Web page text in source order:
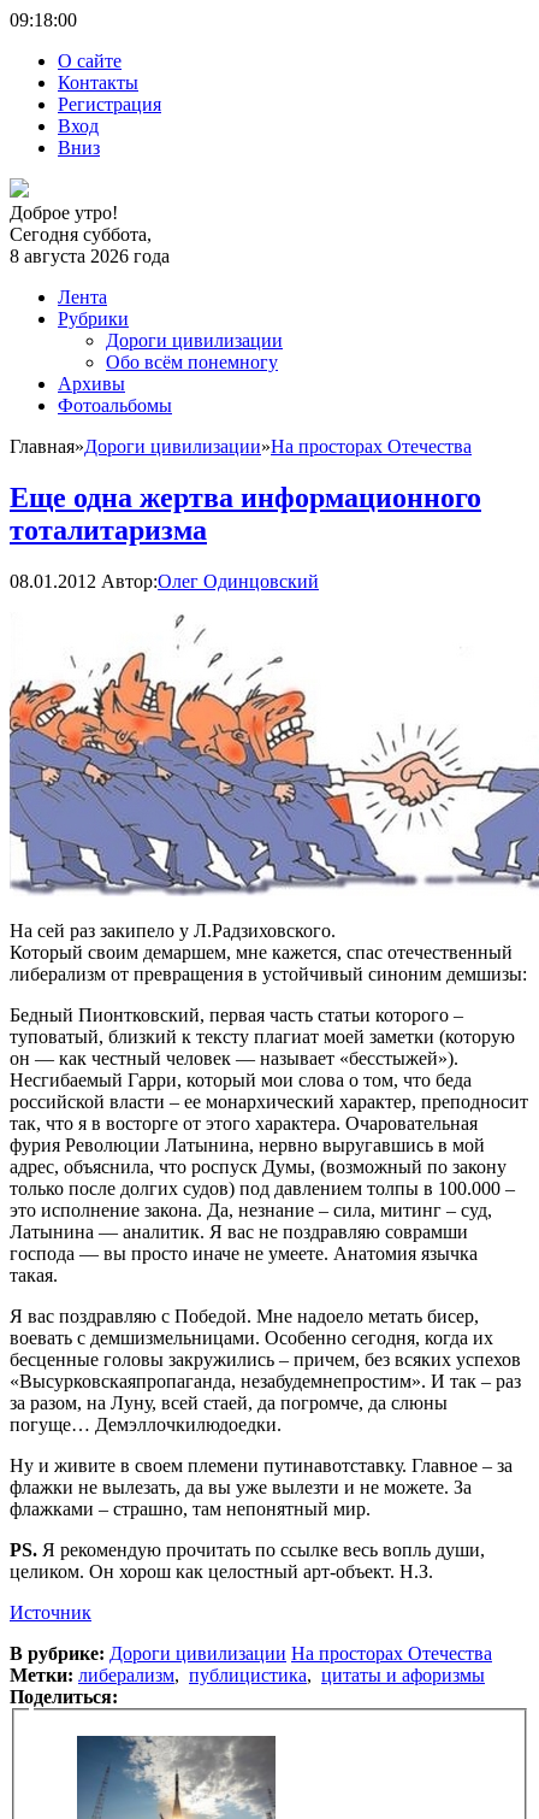
09:18:00
О сайте
Контакты
Регистрация
Вход
Вниз
Доброе утро!
Сегодня суббота,
8 августа 2026 года
Лента
Рубрики
Дороги цивилизации
Обо всём понемногу
Архивы
Фотоальбомы
Главная»Дороги цивилизации»На просторах Отечества
Еще одна жертва информационного
тоталитаризма
08.01.2012 Автор:Олег Одинцовский
На сей раз закипело у Л.Радзиховского.
Который своим демаршем, мне кажется, спас отечественный
либерализм от превращения в устойчивый синоним демшизы:
Бедный Пионтковский, первая часть статьи которого –
туповатый, близкий к тексту плагиат моей заметки (которую
он — как честный человек — называет «бесстыжей»).
Несгибаемый Гарри, который мои слова о том, что беда
российской власти – ее монархический характер, преподносит
так, что я в восторге от этого характера. Очаровательная
фурия Революции Латынина, нервно выругавшись в мой
адрес, объяснила, что роспуск Думы, (возможный по закону
только после долгих судов) под давлением толпы в 100.000 –
это исполнение закона. Да, незнание – сила, митинг – суд,
Латынина — аналитик. Я вас не поздравляю соврамши
господа — вы просто иначе не умеете. Анатомия язычка
такая.
Я вас поздравляю с Победой. Мне надоело метать бисер,
воевать с демшизмельницами. Особенно сегодня, когда их
бесценные головы закружились – причем, без всяких успехов
«Высурковскаяпропаганда, незабудемнепростим». И так – раз
за разом, на Луну, всей стаей, да погромче, да слюны
погуще… Демэллочкилюдоедки.
Ну и живите в своем племени путинавотставку. Главное – за
флажки не вылезать, да вы уже вылезти и не можете. За
флажками – страшно, там непонятный мир.
PS. Я рекомендую прочитать по ссылке весь вопль души,
целиком. Он хорош как целостный арт-объект. Н.З.
Источник
В рубрике: Дороги цивилизации На просторах Отечества
Метки: либерализм, публицистика, цитаты и афоризмы
Поделиться: